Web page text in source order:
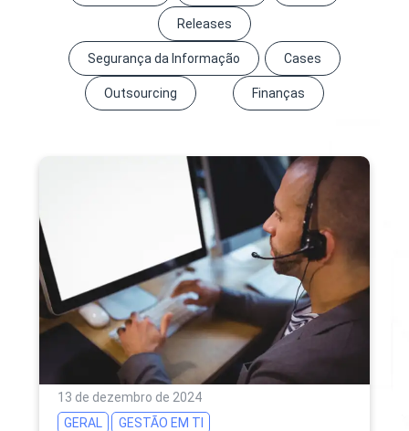
Releases
Segurança da Informação Cases
Outsourcing Finanças
13 de dezembro de 2024
GERAL
GESTÃO EM TI